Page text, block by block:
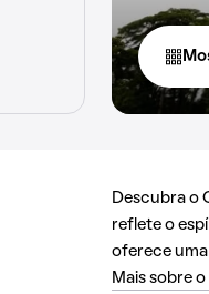
Descubra o
reflete o
oferece
Mais sobre